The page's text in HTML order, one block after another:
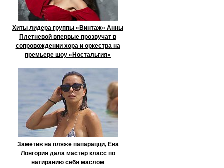
Хиты лидера группы «Винтаж» Анны
Плетневой впервые прозвучат в
сопровождении хора и оркестра на
премьере шоу «Ностальгия»
Заметив на пляже папарацци, Ева
Лонгория дала мастер класс по
натиранию себя маслом